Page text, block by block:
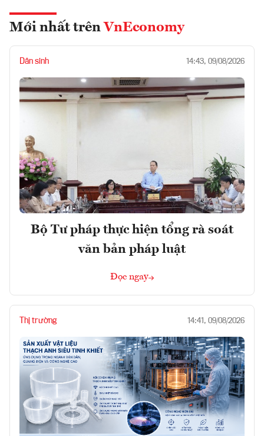
Mới nhất trên VnEconomy
Dân sinh 14:43, 09/08/2026
Bộ Tư pháp thực hiện tổng rà soát
văn bản pháp luật
Đọc ngay
Thị trường 14:41, 09/08/2026